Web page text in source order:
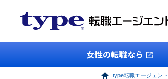
女性の転職なら
type転職エージェント